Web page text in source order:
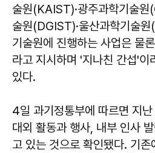
술원(KAIST)·광주과학기술원
술원(DGIST)·울산과학기술
기술원에 진행하는 사업은 물
라고 지시하며 '지나친 간섭'이
있다.
4일 과기정통부에 따르면 지
대외 활동과 행사, 내부 인사
고 있는 것으로 확인됐다. 기존